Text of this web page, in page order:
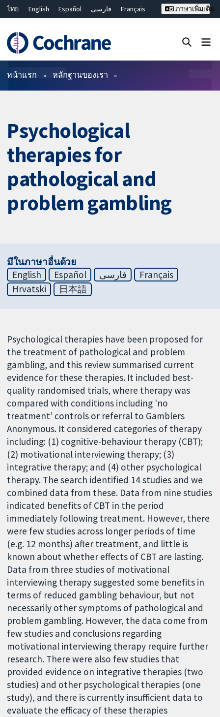
ไทย English Español فارسی
Français
Bahasa Malaysia
繁體中文 简体中文
ภาษาเพิ่มเติม
ตัวกรอง
หน้าแรก หลักฐานของเรา
Psychological
therapies for
pathological and
problem gambling
มีในภาษาอื่นด้วย
English
Español فارسی
Français
Hrvatski
日本語
Psychological therapies have been proposed for
the treatment of pathological and problem
gambling, and this review summarised current
evidence for these therapies. It included best-
quality randomised trials, where therapy was
compared with conditions including 'no
treatment’ controls or referral to Gamblers
Anonymous. It considered categories of therapy
including: (1) cognitive-behaviour therapy (CBT);
(2) motivational interviewing therapy; (3)
integrative therapy; and (4) other psychological
therapy. The search identified 14 studies and we
combined data from these. Data from nine studies
indicated benefits of CBT in the period
immediately following treatment. However, there
were few studies across longer periods of time
(e.g. 12 months) after treatment, and little is
known about whether effects of CBT are lasting.
Data from three studies of motivational
interviewing therapy suggested some benefits in
terms of reduced gambling behaviour, but not
necessarily other symptoms of pathological and
problem gambling. However, the data come from
few studies and conclusions regarding
motivational interviewing therapy require further
research. There were also few studies that
provided evidence on integrative therapies (two
studies) and other psychological therapies (one
study), and there is currently insufficient data to
evaluate the efficacy of these therapies